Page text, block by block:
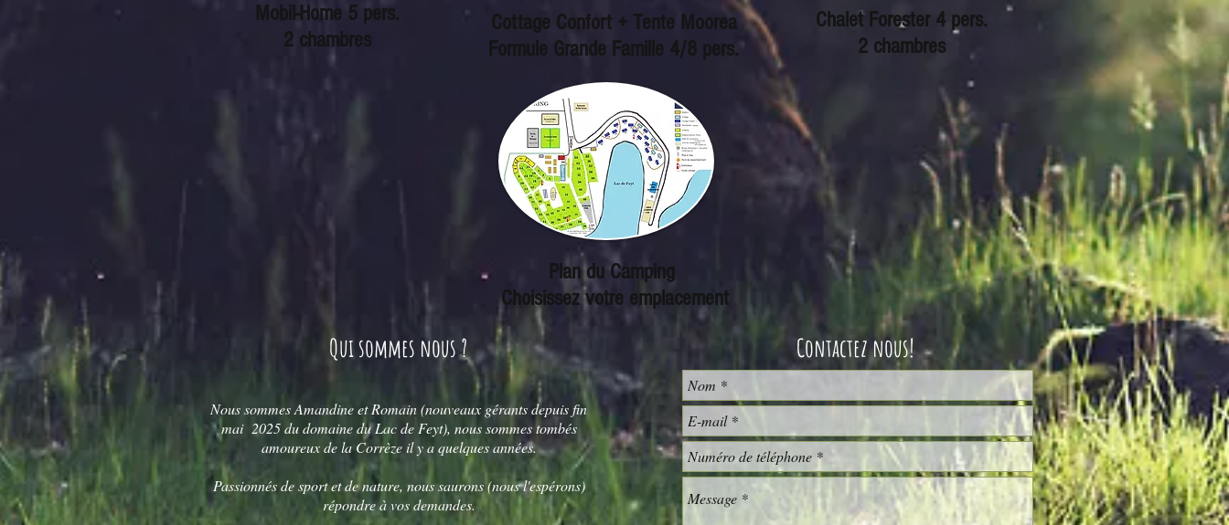
Mobil-Home 5 pers.
2 chambres
Cottage Confort + Tente Moorea
Formule Grande Famille 4/8 pers.
Chalet Forester 4 pers.
2 chambres
Plan du Camping
Choisissez votre emplacement
Qui sommes nous ?
Nous sommes Amandine et Romain (nouveaux gérants depuis fin
mai 2025 du domaine du Lac de Feyt), nous sommes tombés
amoureux de la Corrèze il y a quelques années.
Passionnés de sport et de nature, nous saurons (nous l'espérons)
répondre à vos demandes.
Contactez nous!